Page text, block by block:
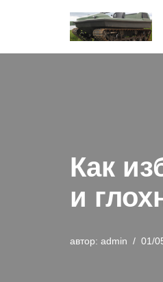
к
Как
и
автор: admin 01/